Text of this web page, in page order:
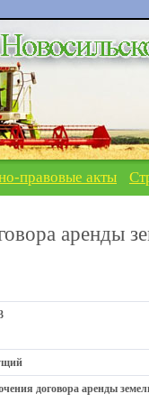
правовые акты
аренды
договора аренды